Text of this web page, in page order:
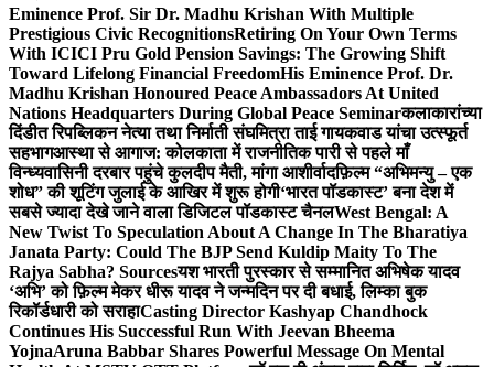
Eminence Prof. Sir Dr. Madhu Krishan With Multiple
Prestigious Civic RecognitionsRetiring On Your Own Terms
With ICICI Pru Gold Pension Savings: The Growing Shift
Toward Lifelong Financial FreedomHis Eminence Prof. Dr.
Madhu Krishan Honoured Peace Ambassadors At United
Nations Headquarters During Global Peace Seminarकलाकारांच्या
दिंडीत रिपब्लिकन नेत्या तथा निर्माती संघमित्रा ताई गायकवाड यांचा उत्स्फूर्त
सहभागआस्था से आगाज: कोलकाता में राजनीतिक पारी से पहले माँ
विन्ध्यवासिनी दरबार पहुंचे कुलदीप मैती, मांगा आशीर्वादफ़िल्म “अभिमन्यु – एक
शोध” की शूटिंग जुलाई के आखिर में शुरू होगी‘भारत पॉडकास्ट’ बना देश में
सबसे ज्यादा देखे जाने वाला डिजिटल पॉडकास्ट चैनलWest Bengal: A
New Twist To Speculation About A Change In The Bharatiya
Janata Party: Could The BJP Send Kuldip Maity To The
Rajya Sabha? Sourcesयश भारती पुरस्कार से सम्मानित अभिषेक यादव
‘अभि’ को फ़िल्म मेकर धीरू यादव ने जन्मदिन पर दी बधाई, लिम्का बुक
रिकॉर्डधारी को सराहाCasting Director Kashyap Chandhock
Continues His Successful Run With Jeevan Bheema
YojnaAruna Babbar Shares Powerful Message On Mental